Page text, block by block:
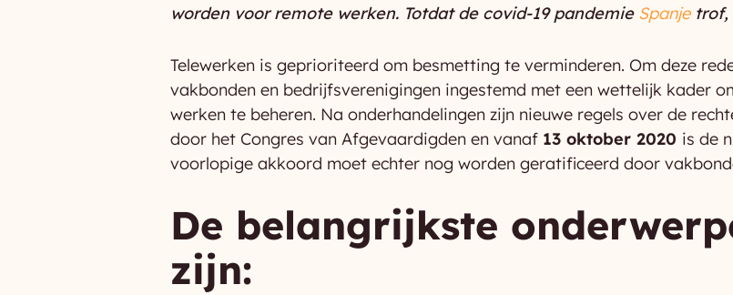
worden voor remote werken. Totdat de covid-19 pandemie Spanje trof,
Telewerken is geprioriteerd om besmetting te verminderen. Om deze
vakbonden en bedrijfsverenigingen ingestemd met een wettelijk kader
werken te beheren. Na onderhandelingen zijn nieuwe regels over de
door het Congres van Afgevaardigden en vanaf 13 oktober 2020 is de
voorlopige akkoord moet echter nog worden geratificeerd door
De belangrijkste
zijn: